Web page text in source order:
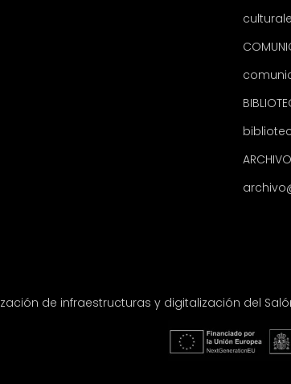
ARCHIVO
de infraestructuras y digitalización del